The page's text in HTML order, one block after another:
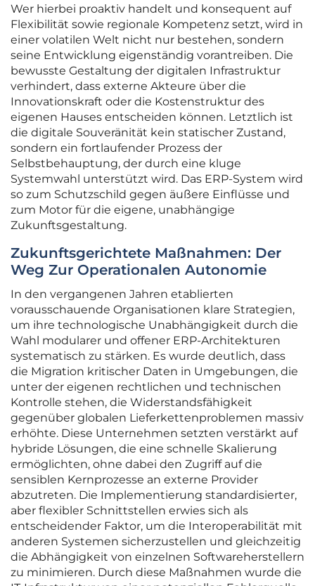
Wer hierbei proaktiv handelt und konsequent auf
Flexibilität sowie regionale Kompetenz setzt, wird in
einer volatilen Welt nicht nur bestehen, sondern
seine Entwicklung eigenständig vorantreiben. Die
bewusste Gestaltung der digitalen Infrastruktur
verhindert, dass externe Akteure über die
Innovationskraft oder die Kostenstruktur des
eigenen Hauses entscheiden können. Letztlich ist
die digitale Souveränität kein statischer Zustand,
sondern ein fortlaufender Prozess der
Selbstbehauptung, der durch eine kluge
Systemwahl unterstützt wird. Das ERP-System wird
so zum Schutzschild gegen äußere Einflüsse und
zum Motor für die eigene, unabhängige
Zukunftsgestaltung.
Zukunftsgerichtete Maßnahmen: Der
Weg Zur Operationalen Autonomie
In den vergangenen Jahren etablierten
vorausschauende Organisationen klare Strategien,
um ihre technologische Unabhängigkeit durch die
Wahl modularer und offener ERP-Architekturen
systematisch zu stärken. Es wurde deutlich, dass
die Migration kritischer Daten in Umgebungen, die
unter der eigenen rechtlichen und technischen
Kontrolle stehen, die Widerstandsfähigkeit
gegenüber globalen Lieferkettenproblemen massiv
erhöhte. Diese Unternehmen setzten verstärkt auf
hybride Lösungen, die eine schnelle Skalierung
ermöglichten, ohne dabei den Zugriff auf die
sensiblen Kernprozesse an externe Provider
abzutreten. Die Implementierung standardisierter,
aber flexibler Schnittstellen erwies sich als
entscheidender Faktor, um die Interoperabilität mit
anderen Systemen sicherzustellen und gleichzeitig
die Abhängigkeit von einzelnen Softwareherstellern
zu minimieren. Durch diese Maßnahmen wurde die